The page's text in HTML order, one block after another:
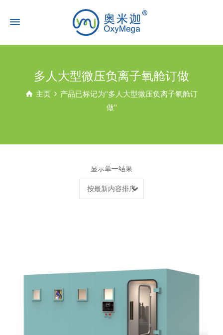
多人大型微压负离子氧舱订做
主页
产品已标记为“多人大型微压负离子氧舱订
做”
显示单一结果
按最新内容排序